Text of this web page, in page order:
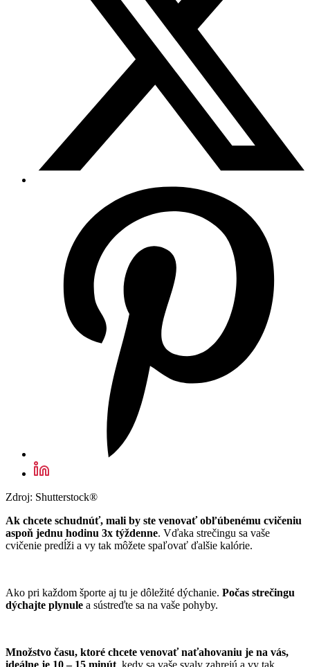
Zdroj: Shutterstock®
Ak chcete schudnúť, mali by ste venovať obľúbenému cvičeniu
aspoň jednu hodinu 3x týždenne. Vďaka strečingu sa vaše
cvičenie predĺži a vy tak môžete spaľovať ďalšie kalórie.
Ako pri každom športe aj tu je dôležité dýchanie. Počas strečingu
dýchajte plynule a sústreďte sa na vaše pohyby.
Množstvo času, ktoré chcete venovať naťahovaniu je na vás,